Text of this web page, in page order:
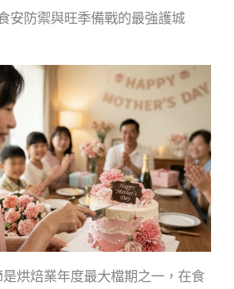
安防禦與旺季備戰的最強護城
烘焙業年度最大檔期之一，在食